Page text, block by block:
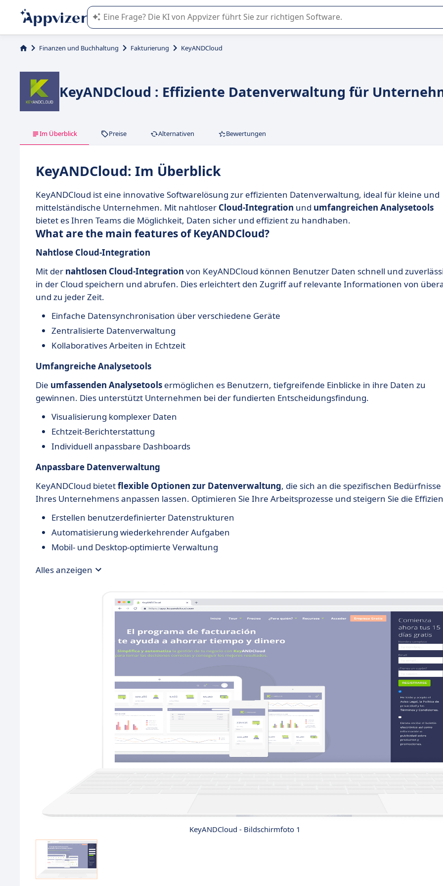
Die KI von Appvizer führt Sie bei der Nutzung oder Auswahl von SaaS-Software in Unternehmen.
Finanzen und Buchhaltung Fakturierung KeyANDCloud
KeyANDCloud : Effiziente Datenverwaltung für
Im Überblick Preise Alternativen Bewertungen
KeyANDCloud: Im Überblick
KeyANDCloud ist eine innovative Softwarelösung zur effizienten Datenverwaltung, ideal für kleine und
mittelständische Unternehmen. Mit nahtloser Cloud-Integration und umfangreichen Analysetools
bietet es Ihren Teams die Möglichkeit, Daten sicher und effizient zu handhaben.
What are the main features of KeyANDCloud?
Nahtlose Cloud-Integration
Mit der nahtlosen Cloud-Integration von KeyANDCloud können Benutzer Daten schnell und
in der Cloud speichern und abrufen. Dies erleichtert den Zugriff auf relevante Informationen von
und zu jeder Zeit.
Einfache Datensynchronisation über verschiedene Geräte
Zentralisierte Datenverwaltung
Kollaboratives Arbeiten in Echtzeit
Umfangreiche Analysetools
Die umfassenden Analysetools ermöglichen es Benutzern, tiefgreifende Einblicke in ihre Daten zu
gewinnen. Dies unterstützt Unternehmen bei der fundierten Entscheidungsfindung.
Visualisierung komplexer Daten
Echtzeit-Berichterstattung
Individuell anpassbare Dashboards
Anpassbare Datenverwaltung
KeyANDCloud bietetflexible Optionen zur Datenverwaltung, die sich an die spezifischen Bedürfnisse
Ihres Unternehmens anpassen lassen. Optimieren Sie Ihre Arbeitsprozesse und steigern Sie die
Erstellen benutzerdefinierter Datenstrukturen
Automatisierung wiederkehrender Aufgaben
Mobil- und Desktop-optimierte Verwaltung
Alles anzeigen
KeyANDCloud - Bildschirmfoto 1